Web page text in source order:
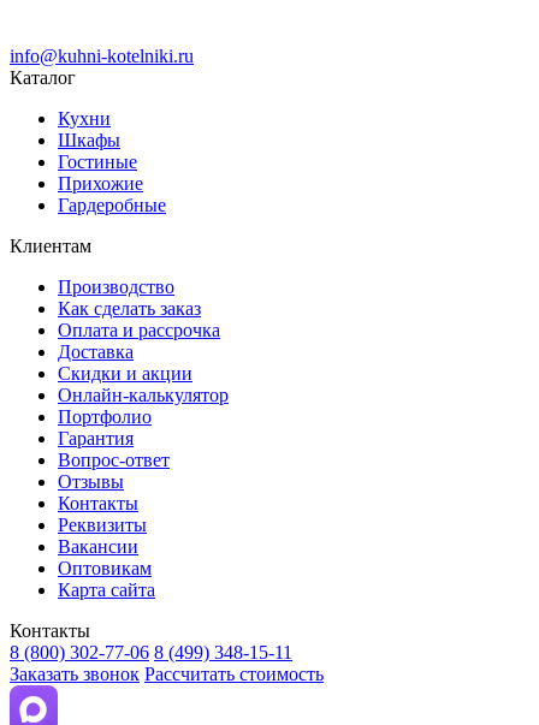
info@kuhni-kotelniki.ru
Каталог
Кухни
Шкафы
Гостиные
Прихожие
Гардеробные
Клиентам
Производство
Как сделать заказ
Оплата и рассрочка
Доставка
Скидки и акции
Онлайн-калькулятор
Портфолио
Гарантия
Вопрос-ответ
Отзывы
Контакты
Реквизиты
Вакансии
Оптовикам
Карта сайта
Контакты
8 (800) 302-77-06 8 (499) 348-15-11
Заказать звонок Рассчитать стоимость